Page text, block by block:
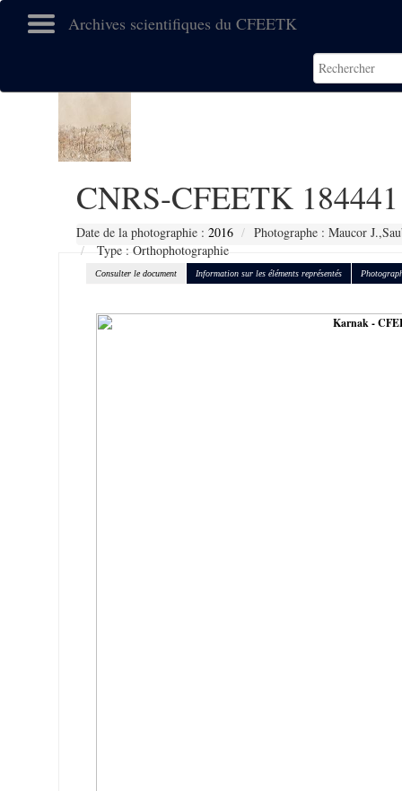
Archives scientifiques du CFEETK
CNRS-CFEETK 184441
Date de la photographie : 2016
Photographe : Maucor
Type : Orthophotographie
Consulter le document Information sur les éléments représentés